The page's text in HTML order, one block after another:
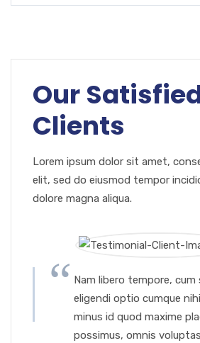
Our
Clients
Lorem ipsum dolor sit amet,
elit, sed do eiusmod tempor
dolore magna aliqua.
Nam libero tempore,
eligendi optio cumque
minus id quod maxime
possimus, omnis